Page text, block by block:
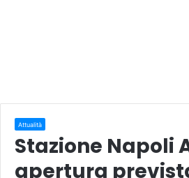
Attualità
Stazione Napoli
apertura